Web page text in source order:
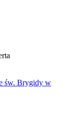
św. Brygidy w